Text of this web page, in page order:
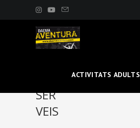
al
ACTIVITATS ADULTS
SER
VEIS